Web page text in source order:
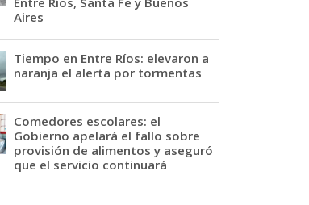
Aires
Tiempo en Entre Ríos: elevaron a
naranja el alerta por tormentas
Comedores escolares: el
Gobierno apelará el fallo sobre
provisión de alimentos y aseguró
que el servicio continuará